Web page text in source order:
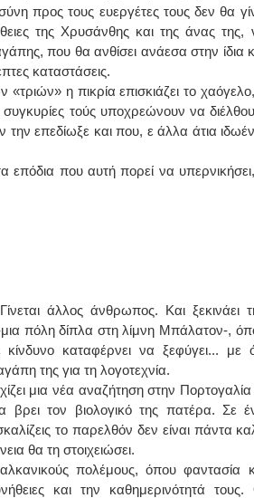
προς τους ευεργέτες τους δεν θα
της Χρυσάνθης και της άνας της,
που θα ανθίσει ανάεσα στην ίδια
καταστάσεις.
η πικρία επισκιάζει το
τούς υποχρεώνουν να
επεδίωξε και που, ε άλλα άτια
επόδια που αυτή πορεί να
άλλος άνθρωπος. Και ξεκινάει
μια πόλη δίπλα στη λίμνη Μπάλατον-,
καταφέρνει να ξεφύγει... με
της για τη λογοτεχνία.
μια νέα αναζήτηση στην
τον βιολογικό της πατέρα. Σε
το παρελθόν δεν είναι πάντα
θα τη στοιχειώσει.
πολέμους, όπου φαντασία
και την καθημερινότητά τους.